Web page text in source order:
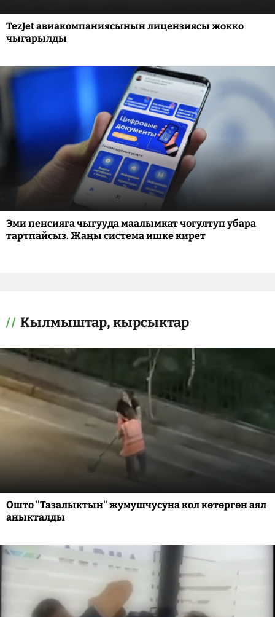
TezJet авиакомпаниясынын лицензиясы жокко
чыгарылды
Эми пенсияга чыгууда маалымкат чогултуп убара
тартпайсыз. Жаңы система ишке кирет
Кылмыштар, кырсыктар
Ошто "Тазалыктын" жумушчусуна кол көтөргөн аял
аныкталды